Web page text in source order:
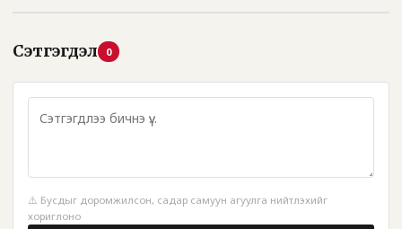
Сэтгэгдэл 0
⚠️ Бусдыг доромжилсон, садар самуун агуулга нийтлэхийг
хориглоно